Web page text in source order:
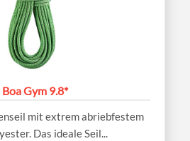
Gym 9.8*
mit extrem abriebfestem
Das ideale Seil...